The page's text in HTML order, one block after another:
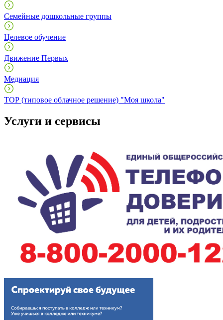
Семейные дошкольные группы
Целевое обучение
Движение Первых
Медиация
ТОР (типовое облачное решение) "Моя школа"
Услуги и сервисы